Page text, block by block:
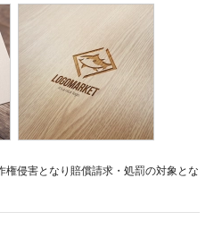
侵害となり賠償請求・処罰の対象とな